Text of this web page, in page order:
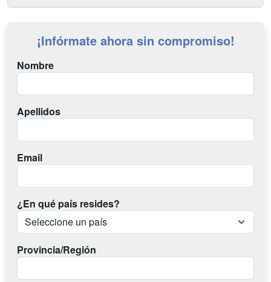
¡Infórmate ahora sin compromiso!
Nombre
Apellidos
Email
¿En qué país resides?
Provincia/Región